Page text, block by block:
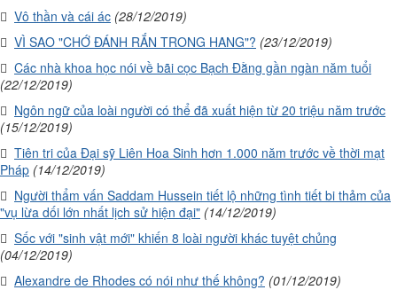
Vô thần và cái ác (28/12/2019)
VÌ SAO "CHỚ ĐÁNH RẮN TRONG HANG"? (23/12/2019)
Các nhà khoa học nói về bãi cọc Bạch Đằng gần ngàn năm tuổi
(22/12/2019)
Ngôn ngữ của loài người có thể đã xuất hiện từ 20 triệu năm trước
(15/12/2019)
Tiên tri của Đại sỹ Liên Hoa Sinh hơn 1.000 năm trước về thời mạt
Pháp (14/12/2019)
Người thẩm vấn Saddam Hussein tiết lộ những tình tiết bi thảm của
"vụ lừa dối lớn nhất lịch sử hiện đại" (14/12/2019)
Sốc với "sinh vật mới" khiến 8 loài người khác tuyệt chủng
(04/12/2019)
Alexandre de Rhodes có nói như thế không? (01/12/2019)